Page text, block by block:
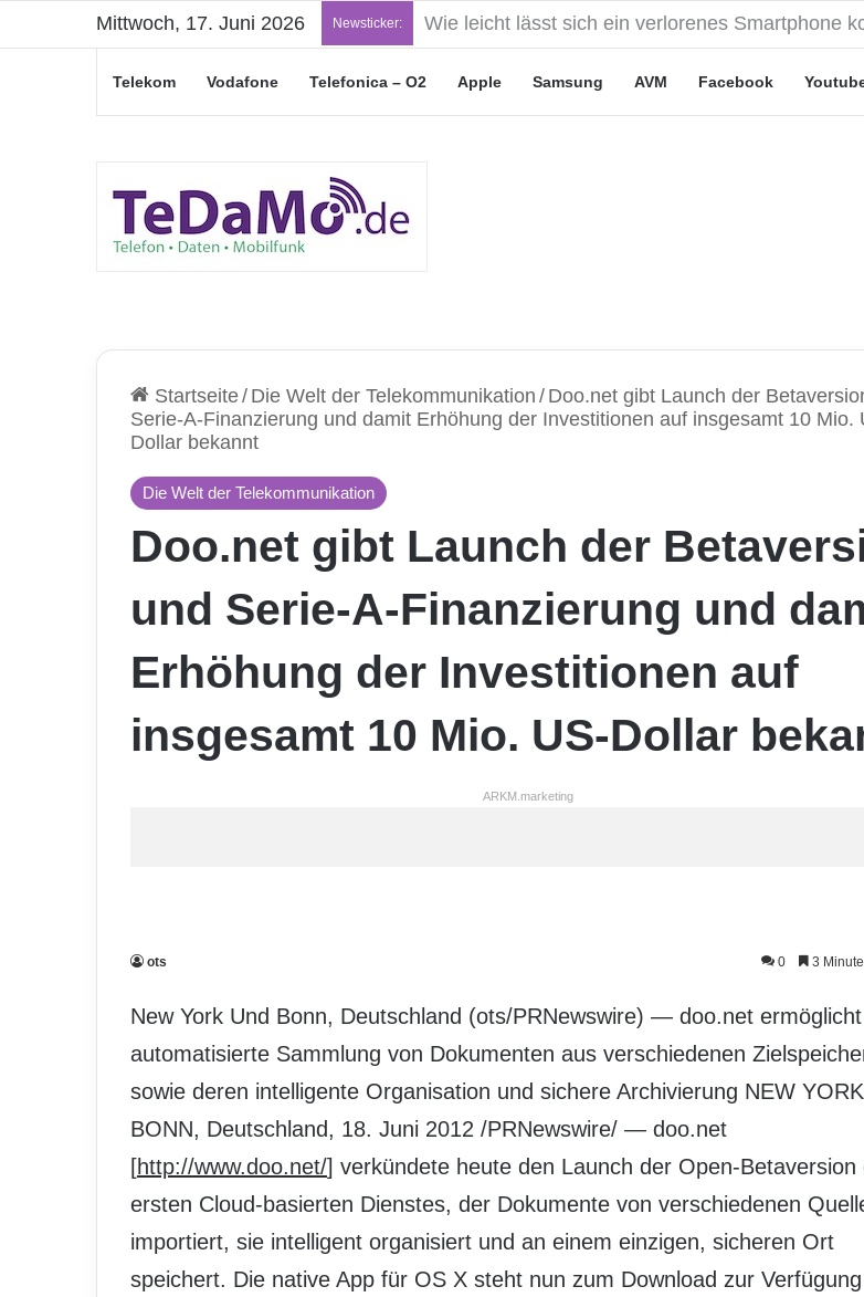
Mittwoch, 17. Juni 2026 Newsticker: „Junge Leute“-Tarife: Marketing-Trick oder echte
Telekom Vodafone Telefonica – O2 Apple Samsung AVM Facebook
Startseite/ Die Welt der Telekommunikation / Doo.net gibt Launch der
Serie-A-Finanzierung und damit Erhöhung der Investitionen auf insgesamt 10 Mio.
Dollar bekannt
Die Welt der Telekommunikation
Doo.net gibt Launch der
und Serie-A-Finanzierung und
Erhöhung der Investitionen auf
insgesamt 10 Mio. US-Dollar
ARKM.marketing
ots 0 3
New York Und Bonn, Deutschland (ots/PRNewswire) — doo.net
automatisierte Sammlung von Dokumenten aus verschiedenen
sowie deren intelligente Organisation und sichere Archivierung NEW
BONN, Deutschland, 18. Juni 2012 /PRNewswire/ — doo.net
[http://www.doo.net/] verkündete heute den Launch der Open-Betaversion
ersten Cloud-basierten Dienstes, der Dokumente von verschiedenen
importiert, sie intelligent organisiert und an einem einzigen, sicheren Ort
speichert. Die native App für OS X steht nun zum Download zur Verfügung